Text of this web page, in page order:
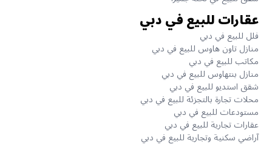
عقارات للبيع في دبي
فلل للبيع في دبي
منازل تاون هاوس للبيع في دبي
مكاتب للبيع في دبي
منازل بنتهاوس للبيع في دبي
شقق استديو للبيع في دبي
محلات تجارة بالتجزئة للبيع في دبي
مستودعات للبيع في دبي
عقارات تجارية للبيع في دبي
آراضي سكنية وتجارية للبيع في دبي